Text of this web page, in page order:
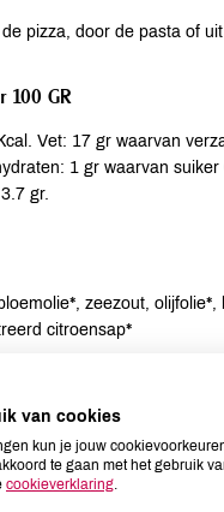
pizza, door de pasta of
100 GR
Vet: 17 gr waarvan
1 gr waarvan suiker
gr.
zeezout, olijfolie*,
citroensap*
niet aanwezig
niet aanwezig
van cookies
kun je jouw
te gaan met het gebruik
cookieverklaring